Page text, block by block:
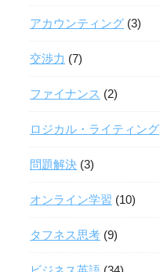
アカウンティング (3)
交渉力 (7)
ファイナンス (2)
ロジカル・ライティング
問題解決 (3)
オンライン学習 (10)
タフネス思考 (9)